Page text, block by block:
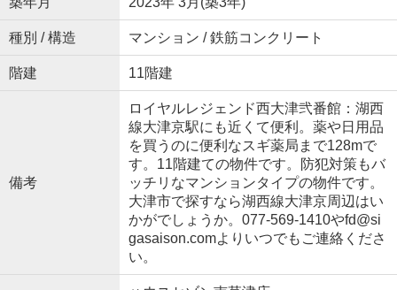
種別 / 構造 マンション / 鉄筋コンクリート
階建 11階建
備考
ロイヤルレジェンド西大津弐番館：湖西
線大津京駅にも近くて便利。薬や日用品
を買うのに便利なスギ薬局まで128mで
す。11階建ての物件です。防犯対策もバ
ッチリなマンションタイプの物件です。
大津市で探すなら湖西線大津京周辺はい
かがでしょうか。077-569-1410やfd@si
gasaison.comよりいつでもご連絡くださ
い。